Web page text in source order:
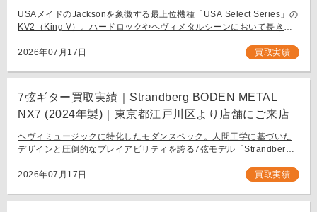
USAメイドのJacksonを象徴する最上位機種「USA Select Series」の
KV2（King V）。ハードロックやヘヴィメタルシーンにおいて長きに
[…]
2026年07月17日 買取実績
7弦ギター買取実績｜Strandberg BODEN METAL
NX7 (2024年製)｜東京都江戸川区より店舗にご来店
ヘヴィミュージックに特化したモダンスペック。人間工学に基づいた
デザインと圧倒的なプレイアビリティを誇る7弦モデル「Strandberg
タリスト […]
2026年07月17日 買取実績